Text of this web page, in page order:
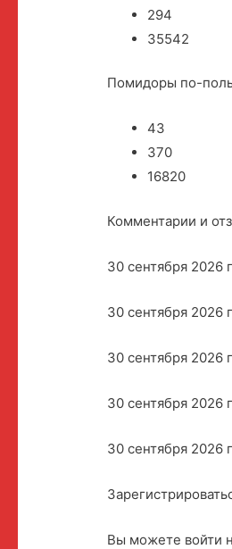
294
35542
Помидоры по-
43
370
16820
Комментарии и
30 сентября 2026
30 сентября 2026
30 сентября 2026
30 сентября 2026
30 сентября 2026
Вы можете войти